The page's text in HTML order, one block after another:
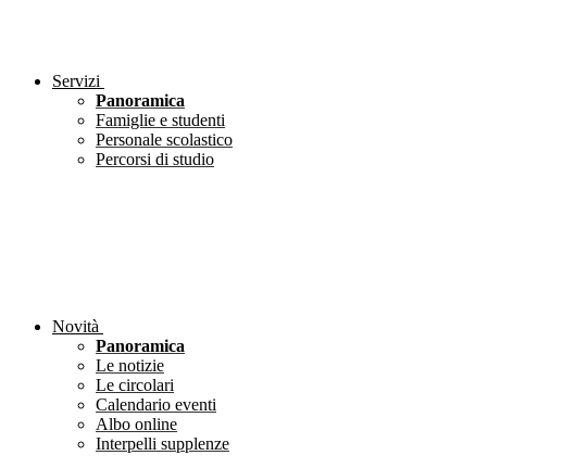
Servizi
Panoramica
Famiglie e studenti
Personale scolastico
Percorsi di studio
Novità
Panoramica
Le notizie
Le circolari
Calendario eventi
Albo online
Interpelli supplenze